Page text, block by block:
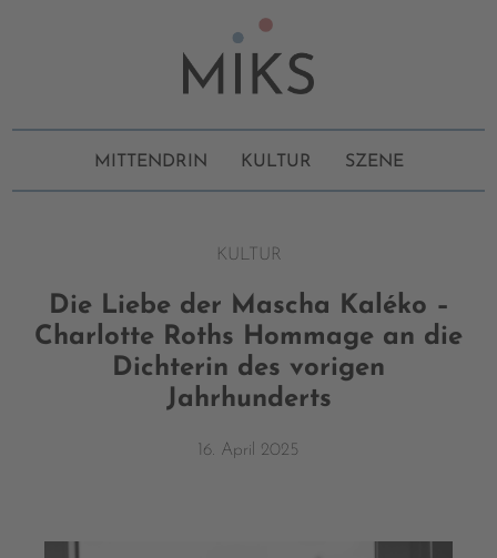
MITTENDRIN KULTUR SZENE
KULTUR
Die Liebe der Mascha Kaléko –
Charlotte Roths Hommage an die
Dichterin des vorigen
Jahrhunderts
16. April 2025